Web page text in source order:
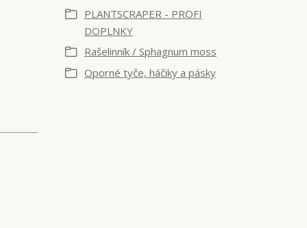
PLANTSCRAPER - PROFI
DOPLNKY
Rašelinník / Sphagnum moss
Oporné tyče, háčiky a pásky